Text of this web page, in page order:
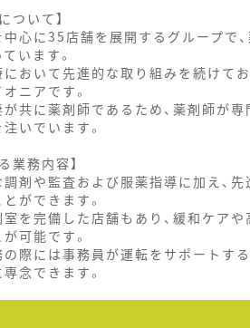
ついて】
心に35店舗を展開するグループで
います。
おいて先進的な取り組みを続けて
ニアです。
共に薬剤師であるため、薬剤師が
いでいます。
業務内容】
剤や監査および服薬指導に加え、
ができます。
を完備した店舗もあり、緩和ケア
可能です。
際には事務員が運転をサポートす
念できます。